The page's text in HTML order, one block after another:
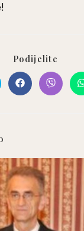
Podijelite